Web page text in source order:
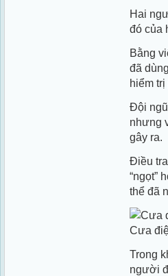
Hai
đó của
Bằng
đã
hiểm
Đội
nhưng
gây ra.
Điều
“ngọt”
thể đã
Cưa
Trong
người